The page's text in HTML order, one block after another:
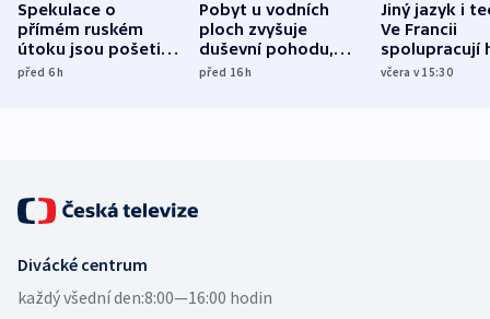
Spekulace o
přímém ruském
útoku jsou pošetilé,
míní estonský
před 6h
Pobyt u vodních
ploch zvyšuje
duševní pohodu,
ukázala
před 16h
Jiný jazyk i
Ve Francii
spolupracují
různých zemí
včera v 15:30
Divácké centrum
každý všední den:8:00—16:00 hodin